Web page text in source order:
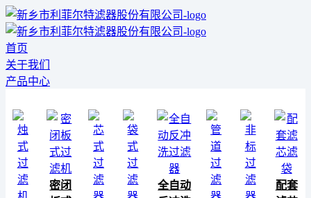
首页
关于我们
产品中心
密闭
全自动
配套